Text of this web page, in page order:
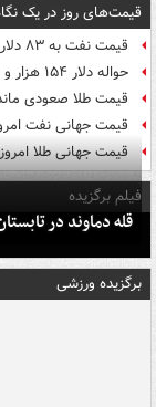
قیمت‌های روز در یک
قیمت نفت به ۸۳ دلار و ۵۵ سنت در هر بشکه رسید
حواله دلار ۱۵۴ هزار و ۴۵۱ تومان شد
قیمت طلا صعودی
قیمت جهانی نفت امروز ۱۶
قیمت جهانی طلا امروز ۱۵
فیلم برگزیده
قله دماوند در
برگزیده ورزشی